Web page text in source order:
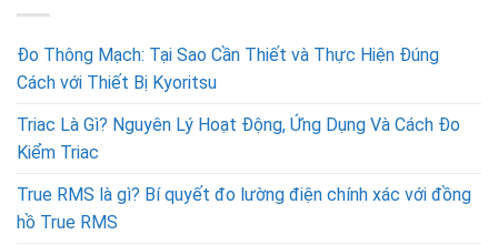
Đo Thông Mạch: Tại Sao Cần Thiết và Thực Hiện Đúng
Cách với Thiết Bị Kyoritsu
Triac Là Gì? Nguyên Lý Hoạt Động, Ứng Dụng Và Cách Đo
Kiểm Triac
True RMS là gì? Bí quyết đo lường điện chính xác với đồng
hồ True RMS